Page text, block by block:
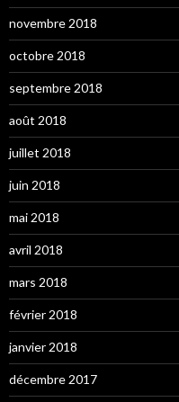
novembre 2018
octobre 2018
septembre 2018
août 2018
juillet 2018
juin 2018
mai 2018
avril 2018
mars 2018
février 2018
janvier 2018
décembre 2017